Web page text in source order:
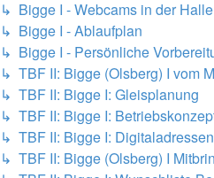
↳ Bigge I - Webcams in der Halle
↳ Bigge I - Ablaufplan
↳ Bigge I - Persönliche
↳ TBF II: Bigge (Olsberg) I vom
↳ TBF II: Bigge I: Gleisplanung
↳ TBF II: Bigge I:
↳ TBF II: Bigge I:
↳ TBF II: Bigge (Olsberg) I